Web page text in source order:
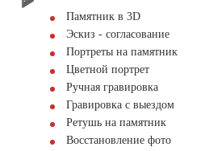
Памятник в 3D
Эскиз - согласование
Портреты на памятник
Цветной портрет
Ручная гравировка
Гравировка с выездом
Ретушь на памятник
Восстановление фото